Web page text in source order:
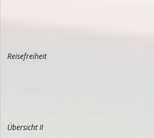
Reisefreiheit
Übersicht II